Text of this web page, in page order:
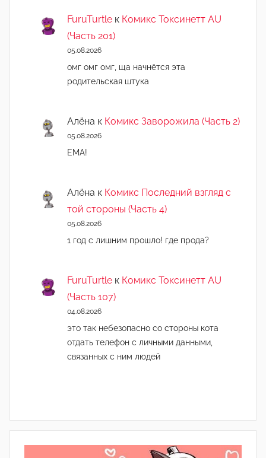
FuruTurtle к Комикс Токсинетт AU
(Часть 201)
05.08.2026
омг омг омг, ща начнëтся эта
родительская штука
Алёна к Комикс Заворожила (Часть 2)
05.08.2026
ЕМА!
Алёна к Комикс Последний взгляд с
той стороны (Часть 4)
05.08.2026
1 год с лишним прошло! где прода?
FuruTurtle к Комикс Токсинетт AU
(Часть 107)
04.08.2026
это так небезопасно со стороны кота
отдать телефон с личными данными,
связанных с ним людей